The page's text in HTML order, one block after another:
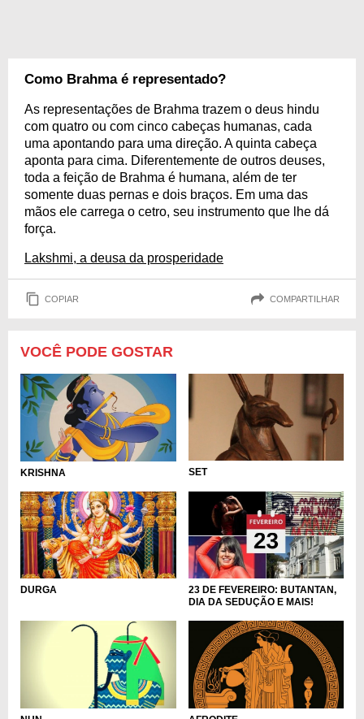
Como Brahma é representado?
As representações de Brahma trazem o deus hindu
com quatro ou com cinco cabeças humanas, cada
uma apontando para uma direção. A quinta cabeça
aponta para cima. Diferentemente de outros deuses,
toda a feição de Brahma é humana, além de ter
somente duas pernas e dois braços. Em uma das
mãos ele carrega o cetro, seu instrumento que lhe dá
força.
Lakshmi, a deusa da prosperidade
COPIAR COMPARTILHAR
VOCÊ PODE GOSTAR
KRISHNA SET
DURGA
23 DE FEVEREIRO: BUTANTAN,
DIA DA SEDUÇÃO E MAIS!